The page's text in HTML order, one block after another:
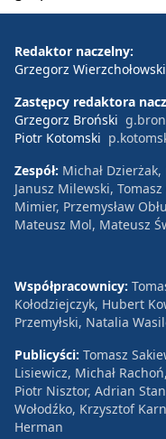
Redaktor naczelny:
Grzegorz Wierzchołowski
Zastępcy redaktora
Grzegorz Broński
Piotr Kotomski
Zespół: Michał
Janusz Milewski,
Mimier, Przemysław
Mateusz Mol, Mateusz
Współpracownicy:
Kołodziejczyk, Hubert
Przemyłski, Natalia
Publicyści: Tomasz
Lisiewicz, Michał
Piotr Nisztor, Adrian
Wołodźko, Krzysztof
Herman